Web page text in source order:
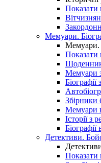
Показати
Мемуари.
Мемуари.
Показати
Мемуари
Збірники
Мемуари
Історії з
Детективи.
Показати